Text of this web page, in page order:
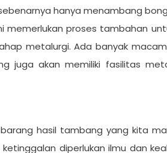
hanya menambang
proses tambahan
metalurgi. Ada banyak
juga akan memiliki fasilitas
hasil tambang yang kita
diperlukan ilmu dan